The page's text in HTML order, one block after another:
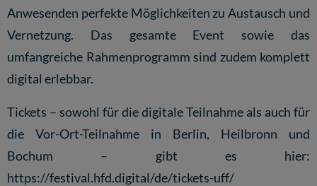
Anwesenden perfekte Möglichkeiten zu Austausch und
Vernetzung. Das gesamte Event sowie das
umfangreiche Rahmenprogramm sind zudem komplett
digital erlebbar.
Tickets – sowohl für die digitale Teilnahme als auch für
die Vor-Ort-Teilnahme in Berlin, Heilbronn und
Bochum – gibt es hier:
https://festival.hfd.digital/de/tickets-uff/